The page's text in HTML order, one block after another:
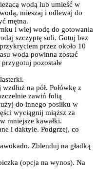
wodą lub umieść w
mieszaj i odlewaj do
mętna.
i wlej wodę do gotowania
szczyptę soli. Gotuj bez
przez około 10
woda powinna zostać
pozostałe
na pół. Połówkę z
zawiń folią
do innego posiłku w
wyciągnij miąższ za
mniejsze kawałki.
i daktyle. Podgrzej, co
Zblenduj na gładką
(opcja na wynos). Na